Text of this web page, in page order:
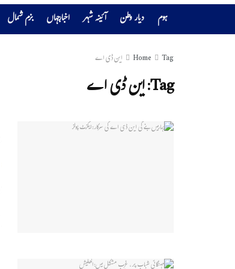
ہوم دیار وطن آئینہ شہر اخبارجہاں بزم شمال
Home Tag این ڈی اے
Tag:این ڈی اے